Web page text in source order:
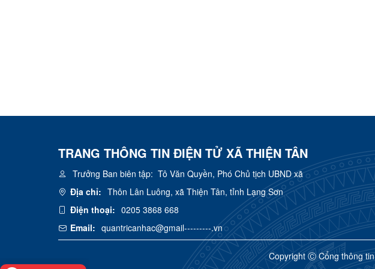
TRANG THÔNG TIN ĐIỆN TỬ XÃ THIỆN TÂN
Trưởng Ban biên tập: Tô Văn Quyền, Phó Chủ tịch UBND xã
Địa chỉ: Thôn Lân Luông, xã Thiện Tân, tỉnh Lạng Sơn
Điện thoại: 0205 3868 668
Email: quantricanhac@gmail---------.vn
Copyright Ⓒ Cổng thông